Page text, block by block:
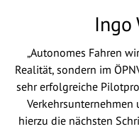
Ingo
„Autonomes Fahren
Realität, sondern im
sehr erfolgreiche
Verkehrsunternehmen
hierzu die nächsten